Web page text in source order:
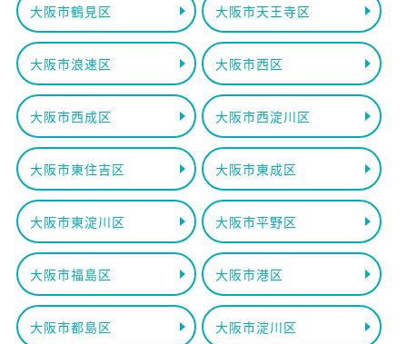
大阪市鶴見区 大阪市天王寺区
大阪市浪速区 大阪市西区
大阪市西成区 大阪市西淀川区
大阪市東住吉区 大阪市東成区
大阪市東淀川区 大阪市平野区
大阪市福島区 大阪市港区
大阪市都島区 大阪市淀川区